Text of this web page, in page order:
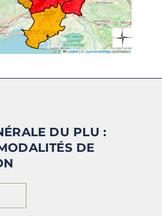
DU PLU :
DE